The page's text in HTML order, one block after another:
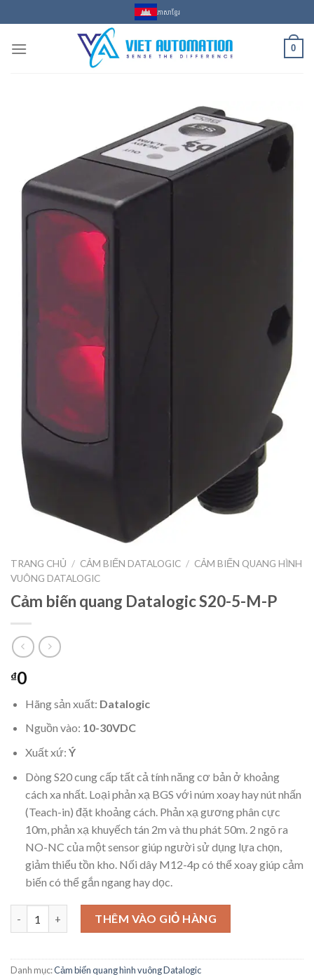
to
content
ភាសាខ្មែរ
0
TRANG CHỦ / CẢM BIẾN DATALOGIC / CẢM BIẾN QUANG HÌNH
VUÔNG DATALOGIC
Cảm biến quang Datalogic S20-5-M-P
₫0
Hãng sản xuất: Datalogic
Nguồn vào: 10-30VDC
Xuất xứ: Ý
Dòng S20 cung cấp tất cả tính năng cơ bản ở khoảng
cách xa nhất. Loại phản xạ BGS với núm xoay hay nút nhấn
(Teach-in) đặt khoảng cách. Phản xạ gương phân cực
10m, phản xạ khuyếch tán 2m và thu phát 50m. 2 ngõ ra
NO-NC của một sensor giúp người sử dụng lựa chọn,
giảm thiểu tồn kho. Nối dây M12-4p có thể xoay giúp cảm
biến có thể gắn ngang hay dọc.
Cảm biến quang Datalogic S20-5-M-P số lượng
THÊM VÀO GIỎ HÀNG
Danh mục:Cảm biến quang hình vuông Datalogic